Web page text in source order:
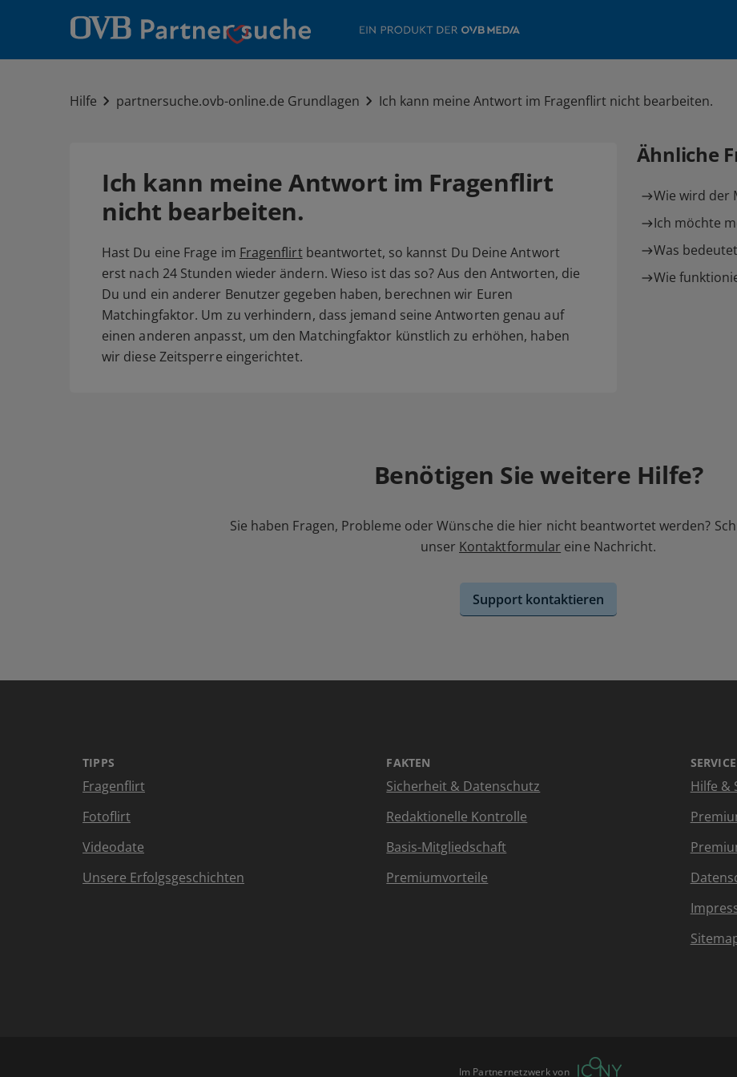
Hilfe partnersuche.ovb-online.de Grundlagen Ich kann meine Antwort im Fragenflirt nicht bearbeiten.
Ich kann meine Antwort im Fragenflirt
nicht bearbeiten.
Hast Du eine Frage im Fragenflirtbeantwortet, so kannst Du Deine Antwort
erst nach 24 Stunden wieder ändern. Wieso ist das so? Aus den Antworten, die
Du und ein anderer Benutzer gegeben haben, berechnen wir Euren
Matchingfaktor. Um zu verhindern, dass jemand seine Antworten genau auf
einen anderen anpasst, um den Matchingfaktor künstlich zu erhöhen, haben
wir diese Zeitsperre eingerichtet.
Ähnliche
Wie wird der
Ich möchte
Was
Wie
Benötigen Sie weitere Hilfe?
Sie haben Fragen, Probleme oder Wünsche die hier nicht beantwortet werden?
unser Kontaktformular eine Nachricht.
Support kontaktieren
TIPPS
Fragenflirt
Fotoflirt
Videodate
Unsere Erfolgsgeschichten
FAKTEN
Sicherheit & Datenschutz
Redaktionelle Kontrolle
Basis-Mitgliedschaft
Premiumvorteile
SERVICE
Hilfe &
Im Partnernetzwerk von